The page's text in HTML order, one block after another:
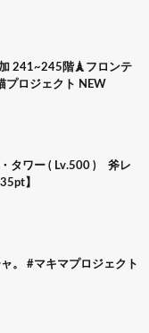
241~245階🗼フロンテ
プロジェクト NEW
タワー ( Lv.500 ) 斧レ
】
。 #マキマプロジェクト